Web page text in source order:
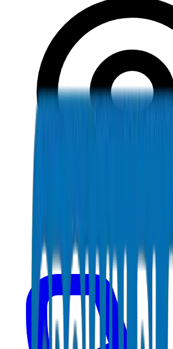
New Industrial